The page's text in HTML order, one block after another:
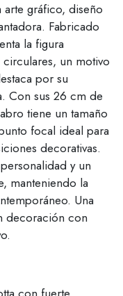
gráfico, diseño
Fabricado
la figura
un motivo
por su
Con sus 26 cm de
tiene un tamaño
focal ideal para
decorativas.
y un
manteniendo la
Una
decoración con